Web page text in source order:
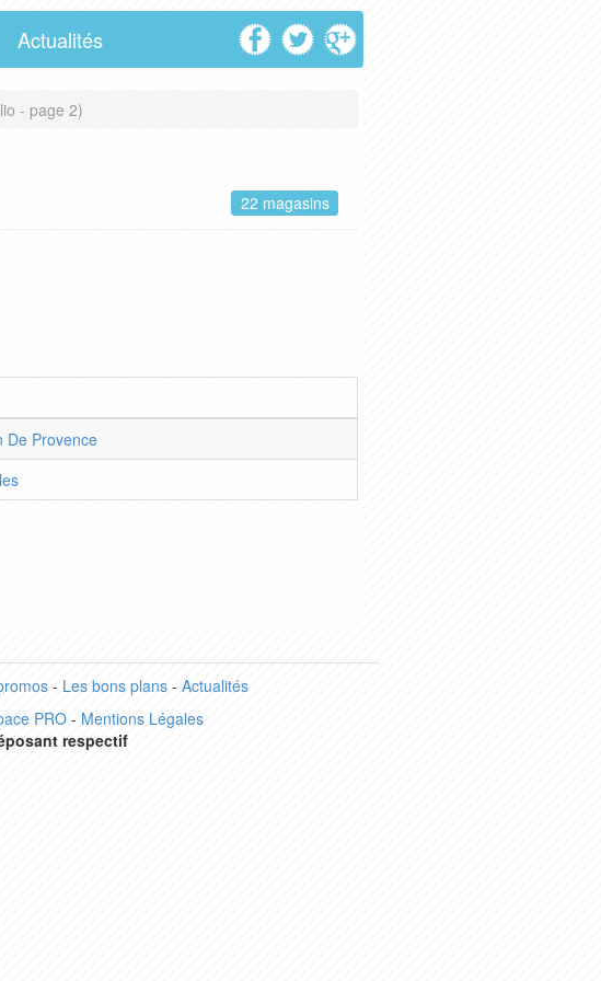
Actualités
- page 2)
22 magasins
De Provence
- Les bons plans- Actualités
PRO- Mentions Légales
respectif